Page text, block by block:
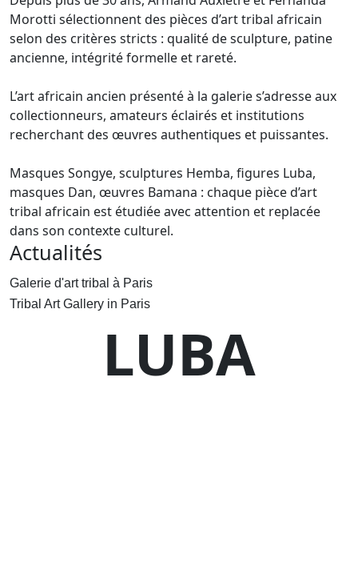
Morotti sélectionnent des pièces d’art tribal africain
selon des critères stricts : qualité de sculpture, patine
ancienne, intégrité formelle et rareté.
L’art africain ancien présenté à la galerie s’adresse aux
collectionneurs, amateurs éclairés et institutions
recherchant des œuvres authentiques et puissantes.
Masques Songye, sculptures Hemba, figures Luba,
masques Dan, œuvres Bamana : chaque pièce d’art
tribal africain est étudiée avec attention et replacée
dans son contexte culturel.
Actualités
Galerie d'art tribal à Paris
Tribal Art Gallery in Paris
LUBA